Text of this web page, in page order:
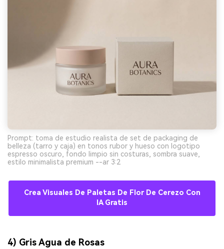
Prompt: toma de estudio realista de set de packaging de
belleza (tarro y caja) en tonos rubor y hueso con logotipo
espresso oscuro, fondo limpio sin costuras, sombra suave,
estilo minimalista premium --ar 3:2
Crea Visuales De Paletas De Flor De Cerezo Con
IA Gratis
4) Gris Agua de Rosas